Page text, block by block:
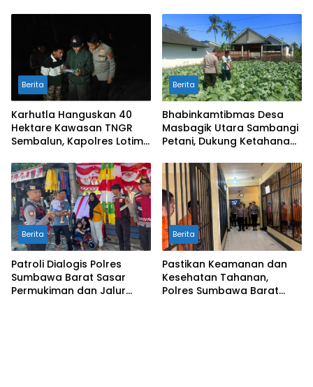
Kuranji Dalang
Berita
Karhutla Hanguskan 40
Hektare Kawasan TNGR
Sembalun, Kapolres Lotim
Api
Berita
Bhabinkamtibmas Desa
Masbagik Utara Sambangi
Petani, Dukung Ketahanan
Pangan
Berita
Patroli Dialogis Polres
Sumbawa Barat Sasar
Permukiman dan Jalur
Berita
Pastikan Keamanan dan
Kesehatan Tahanan,
Polres Sumbawa Barat